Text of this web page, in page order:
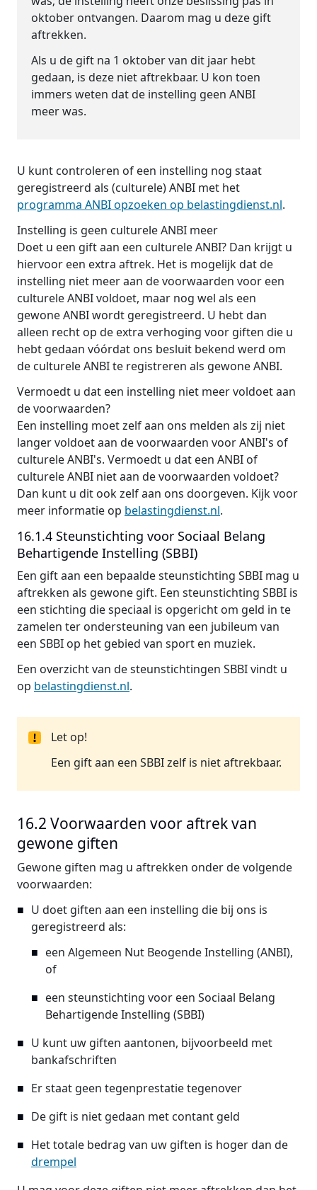
oktober ontvangen. Daarom mag u deze gift
aftrekken.
Als u de gift na 1 oktober van dit jaar hebt
gedaan, is deze niet aftrekbaar. U kon toen
immers weten dat de instelling geen ANBI
meer was.
U kunt controleren of een instelling nog staat
geregistreerd als (culturele) ANBI met het
programma ANBI opzoeken op belastingdienst.nl.
Instelling is geen culturele ANBI meer
Doet u een gift aan een culturele ANBI? Dan krijgt u
hiervoor een extra aftrek. Het is mogelijk dat de
instelling niet meer aan de voorwaarden voor een
culturele ANBI voldoet, maar nog wel als een
gewone ANBI wordt geregistreerd. U hebt dan
alleen recht op de extra verhoging voor giften die u
hebt gedaan vóórdat ons besluit bekend werd om
de culturele ANBI te registreren als gewone ANBI.
Vermoedt u dat een instelling niet meer voldoet aan
de voorwaarden?
Een instelling moet zelf aan ons melden als zij niet
langer voldoet aan de voorwaarden voor ANBI's of
culturele ANBI's. Vermoedt u dat een ANBI of
culturele ANBI niet aan de voorwaarden voldoet?
Dan kunt u dit ook zelf aan ons doorgeven. Kijk voor
meer informatie op belastingdienst.nl.
16.1.4 Steunstichting voor Sociaal Belang
Behartigende Instelling (SBBI)
Een gift aan een bepaalde steunstichting SBBI mag u
aftrekken als gewone gift. Een steunstichting SBBI is
een stichting die speciaal is opgericht om geld in te
zamelen ter ondersteuning van een jubileum van
een SBBI op het gebied van sport en muziek.
Een overzicht van de steunstichtingen SBBI vindt u
op belastingdienst.nl.
Let op!
Een gift aan een SBBI zelf is niet aftrekbaar.
16.2 Voorwaarden voor aftrek van
gewone giften
Gewone giften mag u aftrekken onder de volgende
voorwaarden:
U doet giften aan een instelling die bij ons is
geregistreerd als:
een Algemeen Nut Beogende Instelling (ANBI),
of
een steunstichting voor een Sociaal Belang
Behartigende Instelling (SBBI)
U kunt uw giften aantonen, bijvoorbeeld met
bankafschriften
Er staat geen tegenprestatie tegenover
De gift is niet gedaan met contant geld
Het totale bedrag van uw giften is hoger dan de
drempel